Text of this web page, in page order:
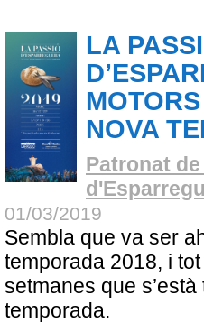
LA
NOVA
Patronat
01/03/2019
Sembla que va ser
temporada 2018, i
setmanes que
temporada.